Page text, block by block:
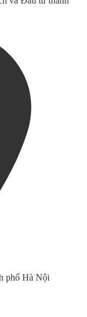
phố Hà Nội